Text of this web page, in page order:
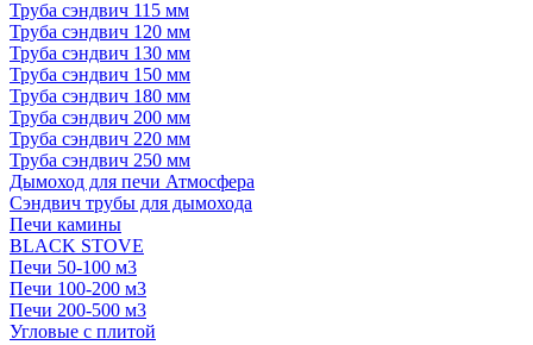
Труба сэндвич 115 мм
Труба сэндвич 120 мм
Труба сэндвич 130 мм
Труба сэндвич 150 мм
Труба сэндвич 180 мм
Труба сэндвич 200 мм
Труба сэндвич 220 мм
Труба сэндвич 250 мм
Дымоход для печи Атмосфера
Сэндвич трубы для дымохода
Печи камины
BLACK STOVE
Печи 50-100 м3
Печи 100-200 м3
Печи 200-500 м3
Угловые с плитой